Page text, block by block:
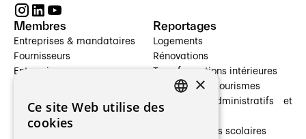
Membres
Entreprises & mandataires
Fournisseurs
Entreprises
Architectes paysagistes
Architectes d'intérieur
Reportages
Logements
Rénovations
Transformations intérieures
Hôtelleries et tourismes
Bâtiments administratifs et
Établissements scolaires
×
Ce site Web utilise des
cookies